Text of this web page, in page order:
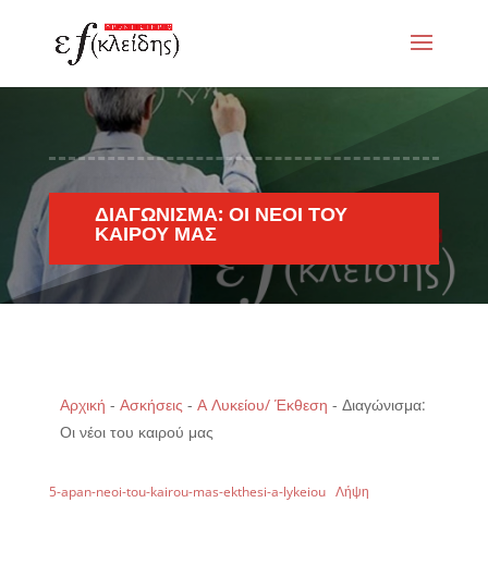
ΔΙΑΓΏΝΙΣΜΑ: ΟΙ ΝΈΟΙ ΤΟΥ
ΚΑΙΡΟΎ ΜΑΣ
Αρχική - Ασκήσεις - Α Λυκείου/ Έκθεση - Διαγώνισμα:
Οι νέοι του καιρού μας
5-apan-neoi-tou-kairou-mas-ekthesi-a-lykeiou Λήψη